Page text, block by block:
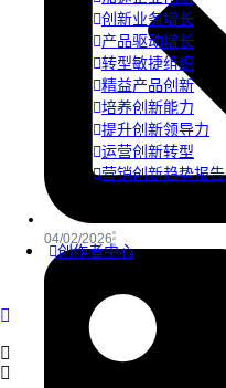
创新业务增长
产品驱动增长
转型敏捷组织
精益产品创新
培养创新能力
提升创新领导力
运营创新转型
营销创新趋势报告
创作者中心
04/02/2026